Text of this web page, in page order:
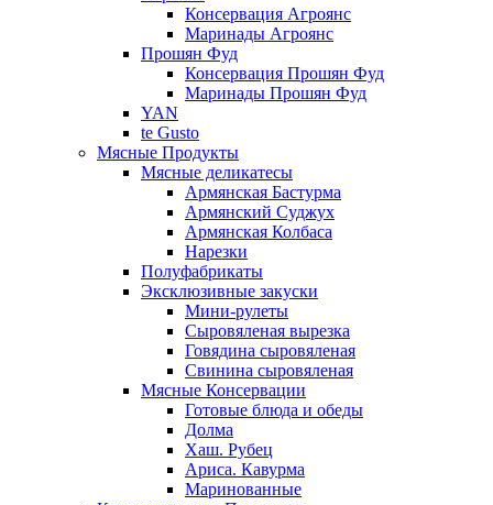
Консервация Агроянс
Маринады Агроянс
Прошян Фуд
Консервация Прошян Фуд
Маринады Прошян Фуд
YAN
te Gusto
Мясные Продукты
Мясные деликатесы
Армянская Бастурма
Армянский Суджух
Армянская Колбаса
Нарезки
Полуфабрикаты
Эксклюзивные закуски
Мини-рулеты
Сыровяленая вырезка
Говядина сыровяленая
Свинина сыровяленая
Мясные Консервации
Готовые блюда и обеды
Долма
Хаш. Рубец
Ариса. Кавурма
Маринованные